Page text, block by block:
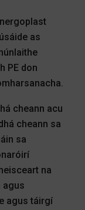
as
PE don
cheann acu
cheann sa
sa
na
agus
agus táirgí